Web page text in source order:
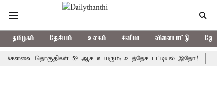
தமிழகம் தேசியம் உலகம் சினிமா விளையாட்டு
தொகுதிகள் 59 ஆக உயரும்: உத்தேச பட்டியல் இதோ! முதல்-